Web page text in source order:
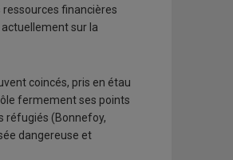
financières
actuellement sur la
coincés, pris en étau
fermement ses points
réfugiés (Bonnefoy,
dangereuse et